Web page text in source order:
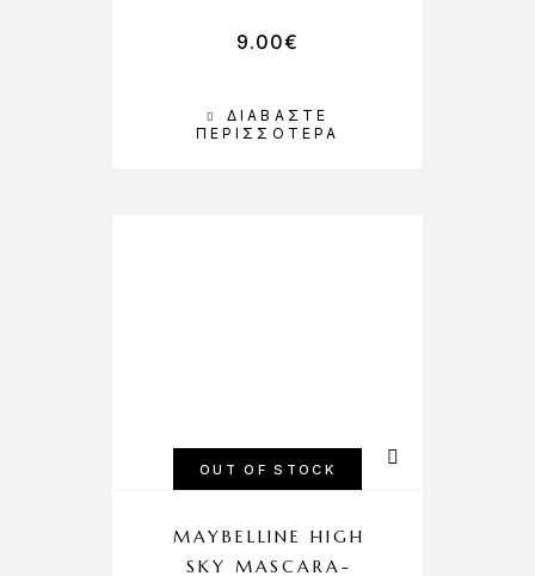
ΔΙΑΒΆΣΤΕ
ΠΕΡΙΣΣΌΤΕΡΑ
9.00€
OUT OF STOCK
MAYBELLINE HIGH
SKY MASCARA-